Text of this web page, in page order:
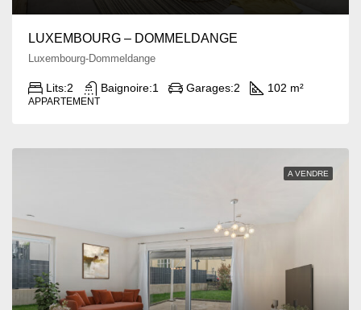
LUXEMBOURG – DOMMELDANGE
Luxembourg-Dommeldange
Lits:2 Baignoire:1 Garages:2 102 m²
APPARTEMENT
A VENDRE